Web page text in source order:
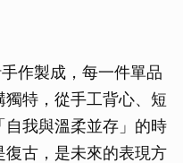
作製成，每一件單品
特，從手工背心、短
我與溫柔並存」的時
古，是未來的表現方